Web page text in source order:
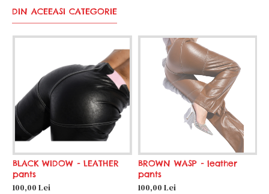
DIN ACEEASI CATEGORIE
BLACK WIDOW - LEATHER
pants
100,00 Lei
BROWN WASP - leather
pants
100,00 Lei